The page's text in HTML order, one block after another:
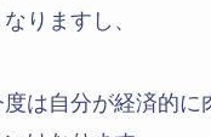
りますし、
は自分が経済的に